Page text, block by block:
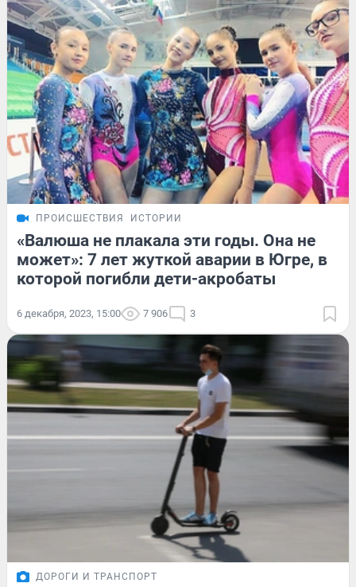
ПРОИСШЕСТВИЯ ИСТОРИИ
«Валюша не плакала эти годы. Она не
может»: 7 лет жуткой аварии в Югре, в
которой погибли дети-акробаты
6 декабря, 2023, 15:00 7 906 3
ДОРОГИ И ТРАНСПОРТ